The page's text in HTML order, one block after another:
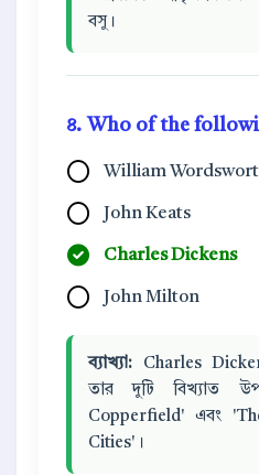
বসু।
৪. Who of the
William
John Keats
Charles Dickens
John Milton
ব্যাখ্যা: Charles
তার দুটি বিখ্যাত
Copperfield' এবং
Cities'।